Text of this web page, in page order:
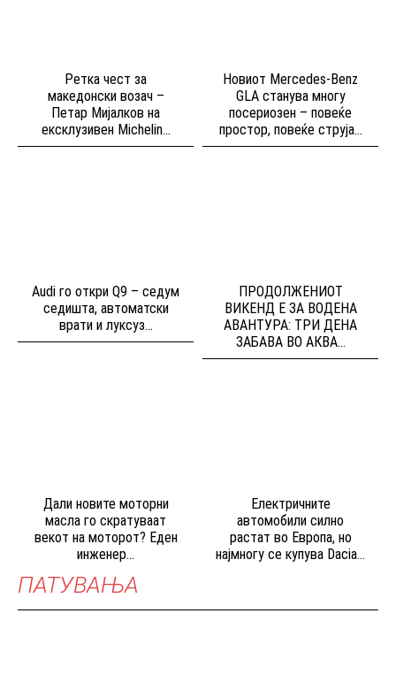
Ретка чест за
македонски возач –
Петар Мијалков на
ексклузивен Michelin...
Новиот Mercedes-Benz
GLA станува многу
посериозен – повеќе
простор, повеќе струја...
Audi го откри Q9 – седум
седишта, автоматски
врати и луксуз...
ПРОДОЛЖЕНИОТ
ВИКЕНД Е ЗА ВОДЕНА
АВАНТУРА: ТРИ ДЕНА
ЗАБАВА ВО АКВА...
Дали новите моторни
масла го скратуваат
векот на моторот? Еден
инженер...
Електричните
автомобили силно
растат во Европа, но
најмногу се купува Dacia...
ПАТУВАЊА